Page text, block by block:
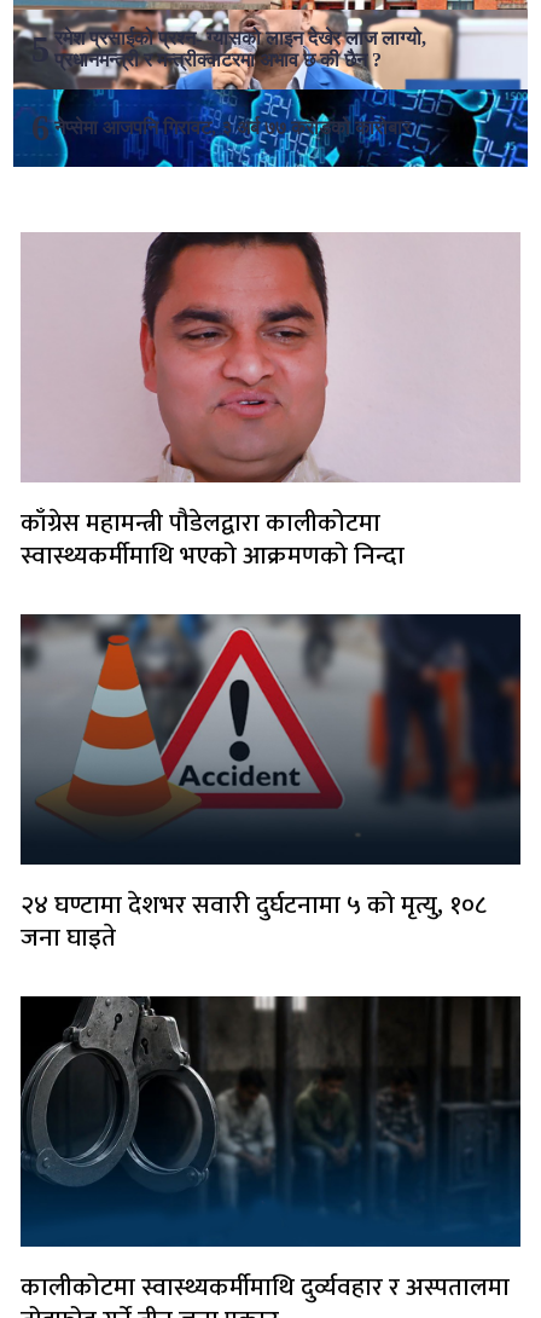
रमेश प्रसाईको प्रश्न- ग्यासको लाइन देखेर लाज लाग्यो,
प्रधानमन्त्री र मन्त्रीक्वाटरमा अभाव छ की छैन ?
नेप्सेमा आजपनि गिरावट, ३ अर्ब ७७ करोडको कारोबार
काँग्रेस महामन्त्री पौडेलद्वारा कालीकोटमा
स्वास्थ्यकर्मीमाथि भएको आक्रमणको निन्दा
२४ घण्टामा देशभर सवारी दुर्घटनामा ५ को मृत्यु, १०८
जना घाइते
कालीकोटमा स्वास्थ्यकर्मीमाथि दुर्व्यवहार र अस्पतालमा